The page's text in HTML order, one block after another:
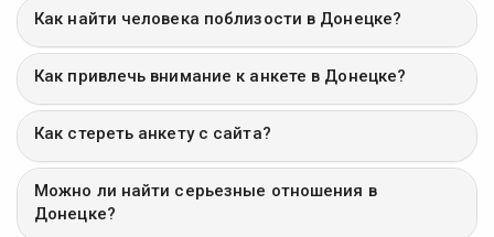
Как найти человека поблизости в Донецке?
Как привлечь внимание к анкете в Донецке?
Как стереть анкету с сайта?
Можно ли найти серьезные отношения в
Донецке?